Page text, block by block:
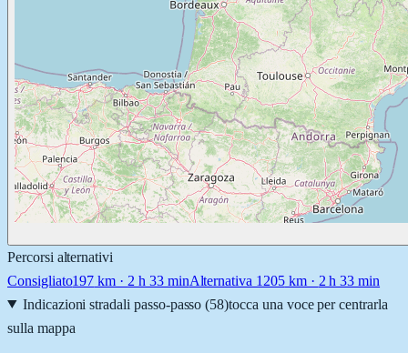
Percorsi alternativi
Consigliato197 km · 2 h 33 minAlternativa 1 205km · 2 h 33 min
Indicazioni stradali passo-passo (58)tocca una voce per centrarla
sulla mappa